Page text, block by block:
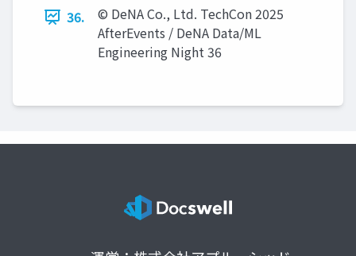
36.
© DeNA Co., Ltd. TechCon 2025
AfterEvents / DeNA Data/ML
Engineering Night 36